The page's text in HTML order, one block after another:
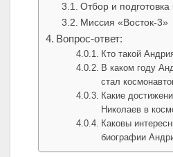
Отбор и подготовка
Миссия «Восток-3»
Вопрос-ответ:
Кто такой
В каком году
стал
Какие
Николаев в
Каковы
биографии